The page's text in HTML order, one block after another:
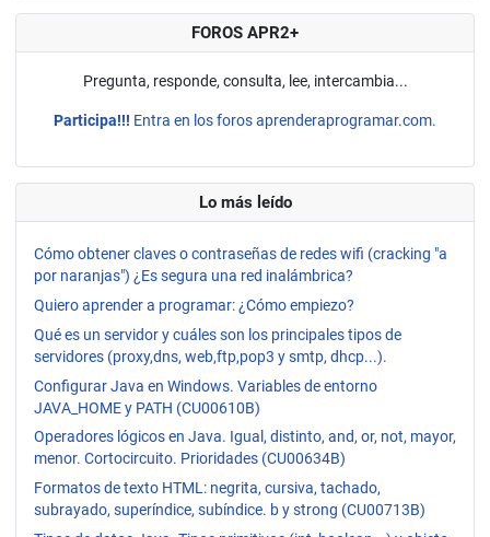
FOROS APR2+
Pregunta, responde, consulta, lee, intercambia...
Participa!!! Entra en los foros aprenderaprogramar.com.
Lo más leído
Cómo obtener claves o contraseñas de redes wifi (cracking "a
por naranjas") ¿Es segura una red inalámbrica?
Quiero aprender a programar: ¿Cómo empiezo?
Qué es un servidor y cuáles son los principales tipos de
servidores (proxy,dns, web,ftp,pop3 y smtp, dhcp...).
Configurar Java en Windows. Variables de entorno
JAVA_HOME y PATH (CU00610B)
Operadores lógicos en Java. Igual, distinto, and, or, not, mayor,
menor. Cortocircuito. Prioridades (CU00634B)
Formatos de texto HTML: negrita, cursiva, tachado,
subrayado, superíndice, subíndice. b y strong (CU00713B)